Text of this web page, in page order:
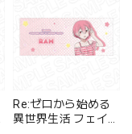
Re:ゼロから始める
異世界生活 フェイス